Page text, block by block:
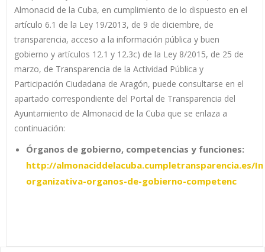
Almonacid de la Cuba, en cumplimiento de lo dispuesto en el
artículo 6.1 de la Ley 19/2013, de 9 de diciembre, de
transparencia, acceso a la información pública y buen
gobierno y artículos 12.1 y 12.3c) de la Ley 8/2015, de 25 de
marzo, de Transparencia de la Actividad Pública y
Participación Ciudadana de Aragón, puede consultarse en el
apartado correspondiente del Portal de Transparencia del
Ayuntamiento de Almonacid de la Cuba que se enlaza a
continuación:
Órganos de gobierno, competencias y funciones:
http://almonaciddelacuba.cumpletransparencia.es/
organizativa-organos-de-gobierno-competenc